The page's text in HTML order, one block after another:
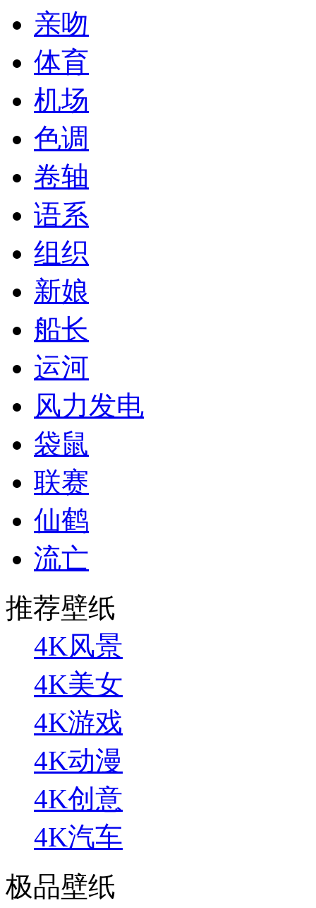
亲吻
体育
机场
色调
卷轴
语系
组织
新娘
船长
运河
风力发电
袋鼠
联赛
仙鹤
流亡
推荐壁纸
4K风景
4K美女
4K游戏
4K动漫
4K创意
4K汽车
极品壁纸